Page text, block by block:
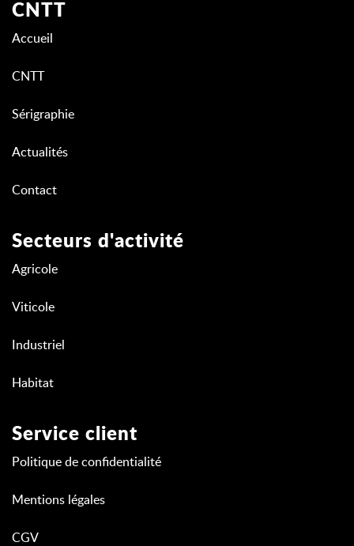
CNTT
Accueil
CNTT
Sérigraphie
Actualités
Contact
Secteurs d'activité
Agricole
Viticole
Industriel
Habitat
Service client
Politique de confidentialité
Mentions légales
CGV